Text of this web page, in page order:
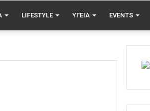
LIFESTYLE ΥΓΕΊΑ EVENTS